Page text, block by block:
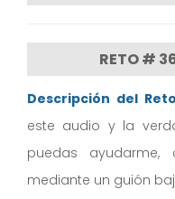
RETO #
Descripción del
este audio y la
puedas
mediante un guión